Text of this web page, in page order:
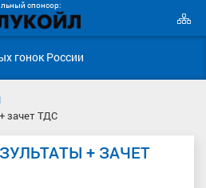
спонсор:
гонок России
зачет ТДС
+ ЗАЧЕТ